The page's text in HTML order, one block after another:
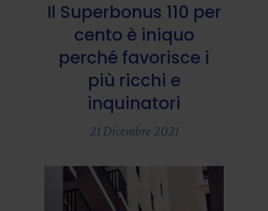
Il Superbonus 110 per
cento è iniquo
perché favorisce i
più ricchi e
inquinatori
21 Dicembre 2021